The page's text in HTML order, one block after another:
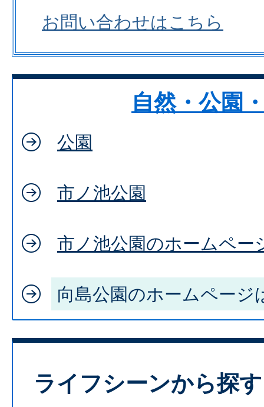
お問い合わせはこちら
自然・公園
公園
市ノ池公園
市ノ池公園のホームペー
向島公園のホームページ
ライフシーンから探す